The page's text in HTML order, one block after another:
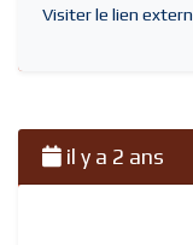
Visiter le lien
il y a 2 ans